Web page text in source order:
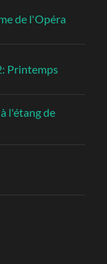
de l'Opéra
Printemps
l'étang de